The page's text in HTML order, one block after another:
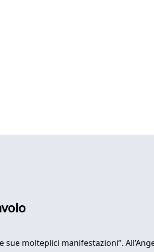
molteplici manifestazioni”.